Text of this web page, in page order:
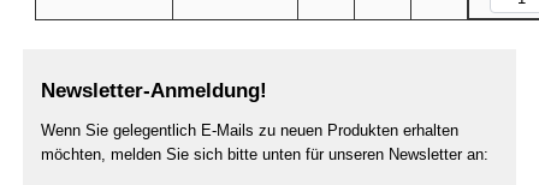
Newsletter-Anmeldung!
Wenn Sie gelegentlich E-Mails zu neuen Produkten erhalten
möchten, melden Sie sich bitte unten für unseren Newsletter an: